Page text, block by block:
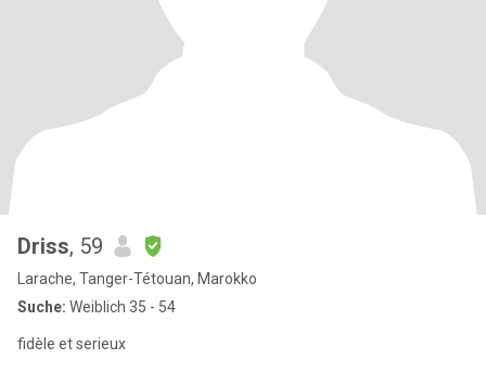
Driss, 59
Larache, Tanger-Tétouan, Marokko
Suche: Weiblich 35 - 54
fidèle et serieux